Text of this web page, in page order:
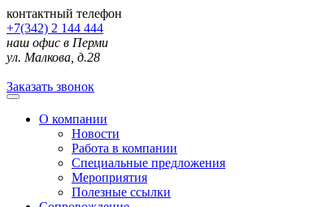
контактный телефон
+7(342) 2 144 444
наш офис в Перми
ул. Малкова, д.28
Заказать звонок
О компании
Новости
Работа в компании
Специальные предложения
Мероприятия
Полезные ссылки